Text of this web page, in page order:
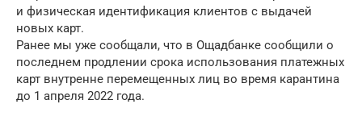
и физическая идентификация клиентов с выдачей
новых карт.
Ранее мы уже сообщали, что в Ощадбанке сообщили о
последнем продлении срока использования платежных
карт внутренне перемещенных лиц во время карантина
до 1 апреля 2022 года.